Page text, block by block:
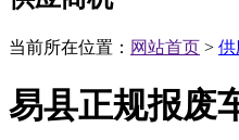
当前所在位置： 网站首页 > 供
易县正规报废